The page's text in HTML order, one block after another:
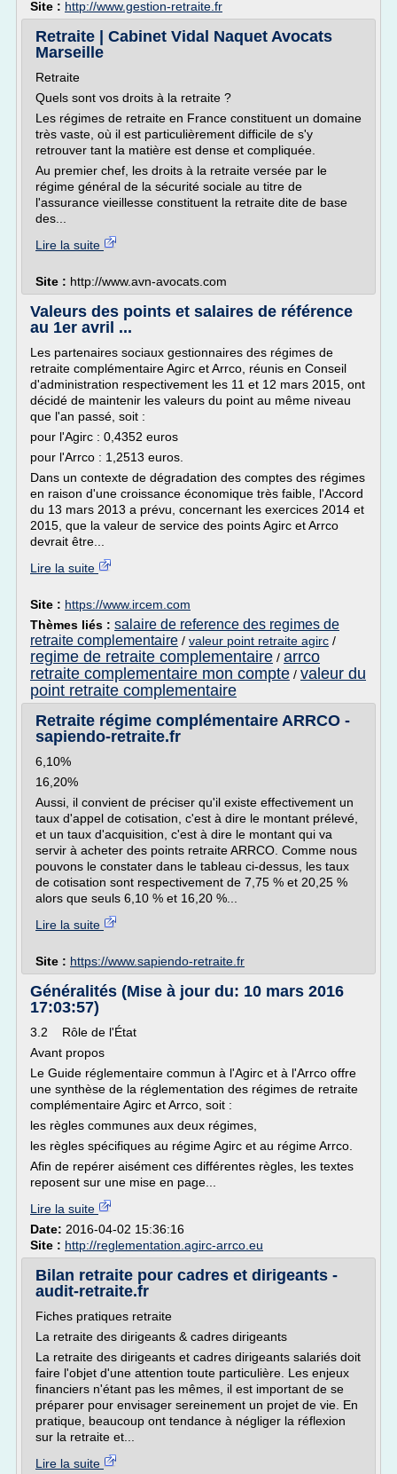
Site : http://www.gestion-retraite.fr
Retraite | Cabinet Vidal Naquet Avocats
Marseille
Retraite
Quels sont vos droits à la retraite ?
Les régimes de retraite en France constituent un domaine
très vaste, où il est particulièrement difficile de s'y
retrouver tant la matière est dense et compliquée.
Au premier chef, les droits à la retraite versée par le
régime général de la sécurité sociale au titre de
l'assurance vieillesse constituent la retraite dite de base
des...
Lire la suite
Site : http://www.avn-avocats.com
Valeurs des points et salaires de référence
au 1er avril ...
Les partenaires sociaux gestionnaires des régimes de
retraite complémentaire Agirc et Arrco, réunis en Conseil
d'administration respectivement les 11 et 12 mars 2015, ont
décidé de maintenir les valeurs du point au même niveau
que l'an passé, soit :
pour l'Agirc : 0,4352 euros
pour l'Arrco : 1,2513 euros.
Dans un contexte de dégradation des comptes des régimes
en raison d'une croissance économique très faible, l'Accord
du 13 mars 2013 a prévu, concernant les exercices 2014 et
2015, que la valeur de service des points Agirc et Arrco
devrait être...
Lire la suite
Site : https://www.ircem.com
Thèmes liés : salaire de reference des regimes de
retraite complementaire / valeur point retraite agirc /
regime de retraite complementaire / arrco
retraite complementaire mon compte / valeur du
point retraite complementaire
Retraite régime complémentaire ARRCO -
sapiendo-retraite.fr
6,10%
16,20%
Aussi, il convient de préciser qu'il existe effectivement un
taux d'appel de cotisation, c'est à dire le montant prélevé,
et un taux d'acquisition, c'est à dire le montant qui va
servir à acheter des points retraite ARRCO. Comme nous
pouvons le constater dans le tableau ci-dessus, les taux
de cotisation sont respectivement de 7,75 % et 20,25 %
alors que seuls 6,10 % et 16,20 %...
Lire la suite
Site : https://www.sapiendo-retraite.fr
Généralités (Mise à jour du: 10 mars 2016
17:03:57)
3.2 Rôle de l'État
Avant propos
Le Guide réglementaire commun à l'Agirc et à l'Arrco offre
une synthèse de la réglementation des régimes de retraite
complémentaire Agirc et Arrco, soit :
les règles communes aux deux régimes,
les règles spécifiques au régime Agirc et au régime Arrco.
Afin de repérer aisément ces différentes règles, les textes
reposent sur une mise en page...
Lire la suite
Date: 2016-04-02 15:36:16
Site : http://reglementation.agirc-arrco.eu
Bilan retraite pour cadres et dirigeants -
audit-retraite.fr
Fiches pratiques retraite
La retraite des dirigeants & cadres dirigeants
La retraite des dirigeants et cadres dirigeants salariés doit
faire l'objet d'une attention toute particulière. Les enjeux
financiers n'étant pas les mêmes, il est important de se
préparer pour envisager sereinement un projet de vie. En
pratique, beaucoup ont tendance à négliger la réflexion
sur la retraite et...
Lire la suite